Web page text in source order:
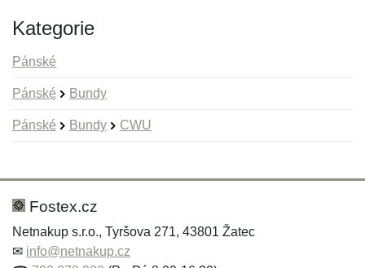
Kategorie
Pánské
Pánské Bundy
Pánské Bundy CWU
Hodnocení:
Jméno:
Fostex.cz
Netnakup s.r.o., Tyršova 271, 43801 Žatec
✉ info@netnakup.cz